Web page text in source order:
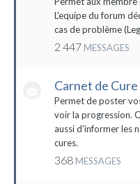
L'equipe du forum
cas de problème
2 447 MESSAGES
Carnet de Cure
Permet de poster
voir la progression.
aussi d'informer les
cures.
368 MESSAGES